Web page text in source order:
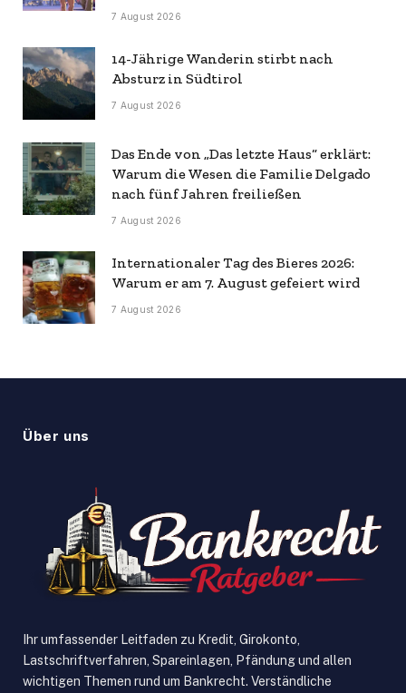
7 August 2026
14-Jährige Wanderin stirbt nach
Absturz in Südtirol
7 August 2026
Das Ende von „Das letzte Haus“ erklärt:
Warum die Wesen die Familie Delgado
nach fünf Jahren freiließen
7 August 2026
Internationaler Tag des Bieres 2026:
Warum er am 7. August gefeiert wird
7 August 2026
Über uns
Ihr umfassender Leitfaden zu Kredit, Girokonto,
Lastschriftverfahren, Spareinlagen, Pfändung und allen
wichtigen Themen rund um Bankrecht. Verständliche